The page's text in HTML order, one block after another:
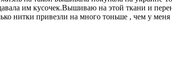
им кусочек.Вышиваю на этой ткани и
нитки привезли на много тоньше , чем у